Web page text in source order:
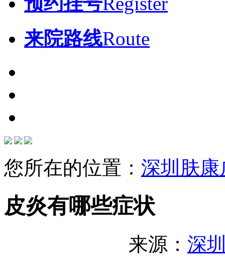
来院路线Route
您所在的位置： 深圳肤
皮炎有哪些症状
来源： 深